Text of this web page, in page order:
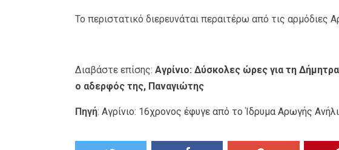
Το περιστατικό διερευνάται περαιτέρω από τις αρμόδιες
Διαβάστε επίσης: Αγρίνιο: Δύσκολες ώρες για τη
ο αδερφός της, Παναγιώτης
Πηγή: Αγρίνιο: 16χρονος έφυγε από το Ίδρυμα Αρωγής